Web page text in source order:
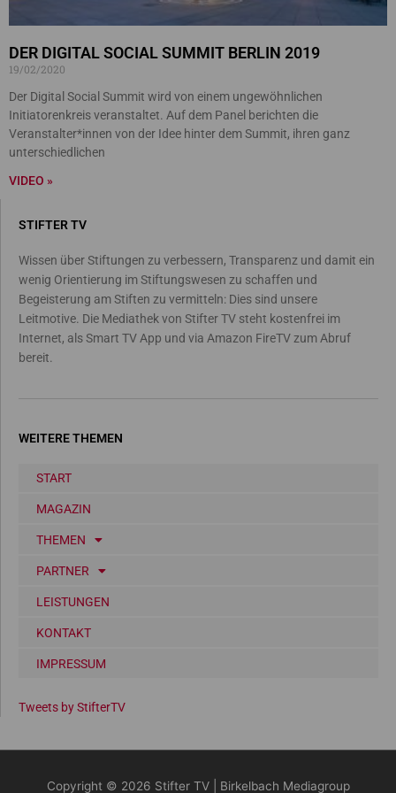
DER DIGITAL SOCIAL SUMMIT BERLIN 2019
19/02/2020
Der Digital Social Summit wird von einem ungewöhnlichen
Initiatorenkreis veranstaltet. Auf dem Panel berichten die
Veranstalter*innen von der Idee hinter dem Summit, ihren ganz
unterschiedlichen
VIDEO »
STIFTER TV
Wissen über Stiftungen zu verbessern, Transparenz und damit ein
wenig Orientierung im Stiftungswesen zu schaffen und
Begeisterung am Stiften zu vermitteln: Dies sind unsere
Leitmotive. Die Mediathek von Stifter TV steht kostenfrei im
Internet, als Smart TV App und via Amazon FireTV zum Abruf
bereit.
WEITERE THEMEN
START
MAGAZIN
THEMEN
PARTNER
LEISTUNGEN
KONTAKT
IMPRESSUM
Tweets by StifterTV
Copyright © 2026 Stifter TV| Birkelbach Mediagroup